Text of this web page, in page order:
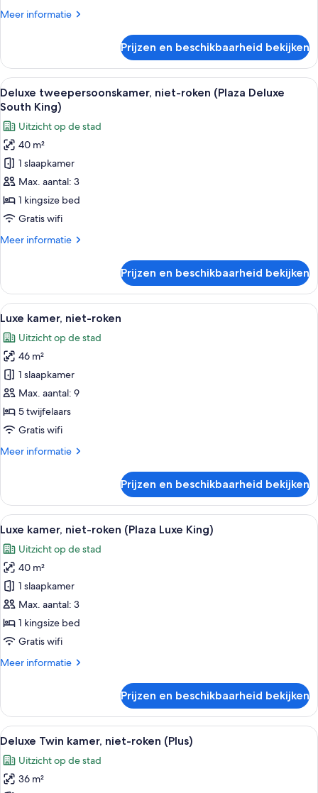
South
laden
Meer informatie
Meer
Twin
kamer,
niet-
roken
Deluxe
South
Wing
Twin)
Prijzen en beschikbaarheid bekijken
Alle
foto's
voor
Deluxe
tweepersoonskamer,
niet-
roken
(Plaza
Deluxe
King)
Hotelkamer met een groot bed, een
7
Deluxe tweepersoonskamer, niet-roken (Plaza Deluxe
South King)
Uitzicht op de stad
40 m²
1 slaapkamer
Max. aantal: 3
1 kingsize bed
Gratis wifi
Meer informatie
Meer
tweepersoonskamer,
niet-
roken
Deluxe
South
King)
Prijzen en beschikbaarheid bekijken
Alle
foto's
voor
Luxe
kamer,
niet-
roken
laden
Hotelkamer met twee bedden, een
12
Luxe kamer, niet-roken
Uitzicht op de stad
46 m²
1 slaapkamer
Max. aantal: 9
5 twijfelaars
Gratis wifi
Meer informatie
Meer
kamer,
niet-
roken
Prijzen en beschikbaarheid bekijken
Alle
foto's
voor
Luxe
kamer,
niet-
roken
(Plaza
King)
Hotelkamer met een groot bed, een
5
Luxe kamer, niet-roken (Plaza Luxe King)
Uitzicht op de stad
40 m²
1 slaapkamer
Max. aantal: 3
1 kingsize bed
Gratis wifi
Meer informatie
Meer
kamer,
niet-
roken
Luxe
King)
Prijzen en beschikbaarheid bekijken
Alle
foto's
voor
Deluxe
Hotelkamer met een groot bed, een
6
Deluxe Twin kamer, niet-roken (Plus)
Uitzicht op de stad
36 m²